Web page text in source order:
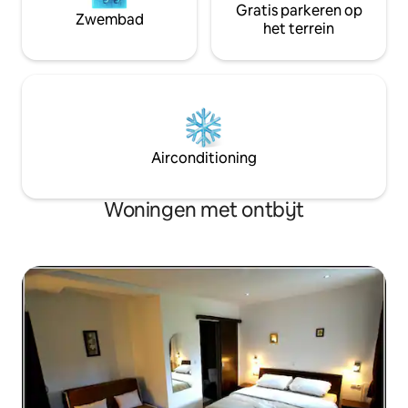
Zwembad
Gratis parkeren op
het terrein
Airconditioning
Woningen met ontbijt